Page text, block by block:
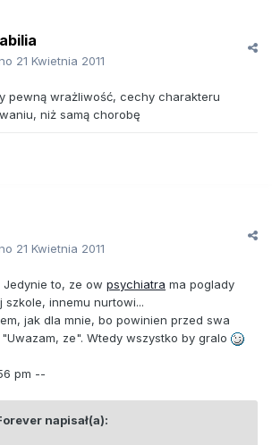
21 Kwietnia 2011
pewną wrażliwość, cechy charakteru
niż samą chorobę
21 Kwietnia 2011
to, ze ow psychiatra ma poglady
innemu nurtowi...
jak dla mnie, bo powinien przed swa
ze". Wtedy wszystko by gralo
pm --
napisał(a):